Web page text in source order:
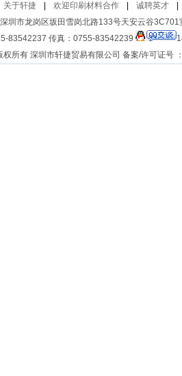
关于轩捷 欢迎印刷材料合作 诚聘英才
圳市龙岗区坂田雪岗北路133号天安云谷
83542237 传真：0755-83542239
权所有 深圳市轩捷贸易有限公司 备案/许可证号